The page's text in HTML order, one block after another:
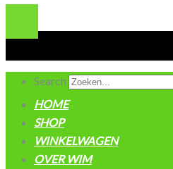
Search
HOME
SHOP
WINKELWAGEN
OVER WIM